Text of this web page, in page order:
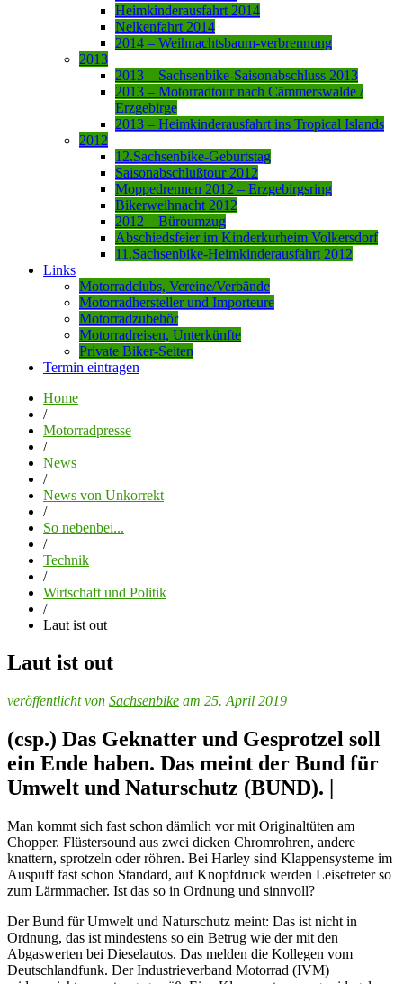
Heimkinderausfahrt 2014
Nelkenfahrt 2014
2014 – Weihnachtsbaum-verbrennung
2013
2013 – Sachsenbike-Saisonabschluss 2013
2013 – Motorradtour nach Cämmerswalde /
Erzgebirge
2013 – Heimkinderausfahrt ins Tropical Islands
2012
12.Sachsenbike-Geburtstag
Saisonabschlußtour 2012
Moppedrennen 2012 – Erzgebirgsring
Bikerweihnacht 2012
2012 – Büroumzug
Abschiedsfeier im Kinderkurheim Volkersdorf
11.Sachsenbike-Heimkinderausfahrt 2012
Links
Motorradclubs, Vereine/Verbände
Motorradhersteller und Importeure
Motorradzubehör
Motorradreisen, Unterkünfte
Private Biker-Seiten
Termin eintragen
Home
/
Motorradpresse
/
News
/
News von Unkorrekt
/
So nebenbei...
/
Technik
/
Wirtschaft und Politik
/
Laut ist out
Laut ist out
veröffentlicht von Sachsenbike am 25. April 2019
(csp.) Das Geknatter und Gesprotzel soll
ein Ende haben. Das meint der Bund für
Umwelt und Naturschutz (BUND). |
Man kommt sich fast schon dämlich vor mit Originaltüten am
Chopper. Flüstersound aus zwei dicken Chromrohren, andere
knattern, sprotzeln oder röhren. Bei Harley sind Klappensysteme im
Auspuff fast schon Standard, auf Knopfdruck werden Leisetreter so
zum Lärmmacher. Ist das so in Ordnung und sinnvoll?
Der Bund für Umwelt und Naturschutz meint: Das ist nicht in
Ordnung, das ist mindestens so ein Betrug wie der mit den
Abgaswerten bei Dieselautos. Das melden die Kollegen vom
Deutschlandfunk. Der Industrieverband Motorrad (IVM)